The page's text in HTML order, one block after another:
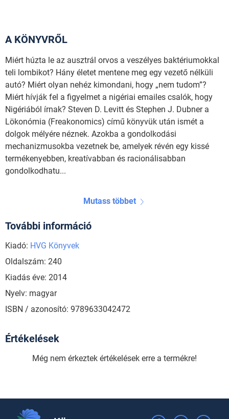
A KÖNYVRŐL
Miért húzta le az ausztrál orvos a veszélyes baktériumokkal
teli lombikot? Hány életet mentene meg egy vezető nélküli
autó? Miért olyan nehéz kimondani, hogy „nem tudom”?
Miért hívják fel a figyelmet a nigériai emailes csalók, hogy
Nigériából írnak? Steven D. Levitt és Stephen J. Dubner a
Lökonómia (Freakonomics) című könyvük után ismét a
dolgok mélyére néznek. Azokba a gondolkodási
mechanizmusokba vezetnek be, amelyek révén egy kissé
termékenyebben, kreatívabban és racionálisabban
gondolkodhatu...
Mutass többet
További információ
Kiadó: HVG Könyvek
Oldalszám: 240
Kiadás éve: 2014
Nyelv: magyar
ISBN / azonosító: 9789633042472
Értékelések
Még nem érkeztek értékelések erre a termékre!